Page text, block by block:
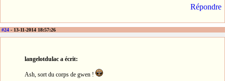
Répondre
#24 - 13-11-2014 18:57:26
langelotdulac a écrit:
Ash, sort du corps de gwen !